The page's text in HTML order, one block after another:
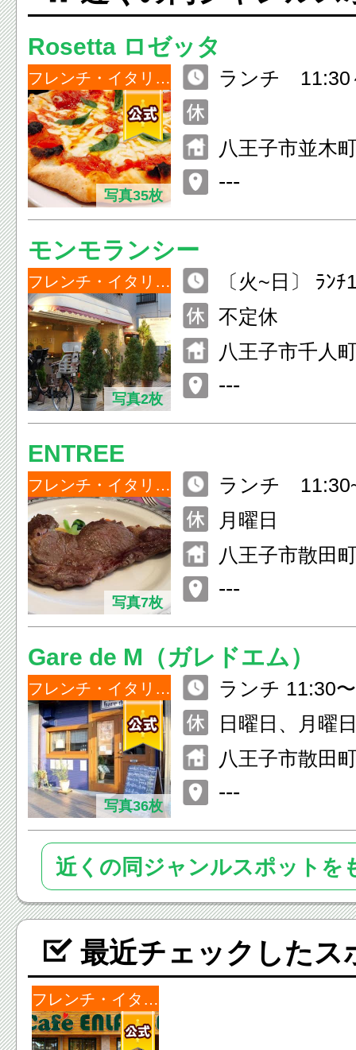
Rosetta ロゼッタ
フレンチ・イタリアン
写真35枚
ランチ 11:30
八王子市並木
---
モンモランシー
フレンチ・イタリアン
写真2枚
〔火~日〕 ﾗﾝ
（L.O） ﾃﾞｨﾅ
不定休
八王子市千人
---
ENTREE
フレンチ・イタリアン
写真7枚
ランチ
14:00） ディ
月曜日
八王子市散田
---
Gare de M（ガレドエム）
フレンチ・イタリアン
写真36枚
ランチ 11:30
0) ディナー 17:30〜23:00(Lo
21：00
日曜日、月曜
不定休あり
八王子市散田
---
近くの同ジャンルスポットを
最近チェックしたス
フレンチ・イタリアン